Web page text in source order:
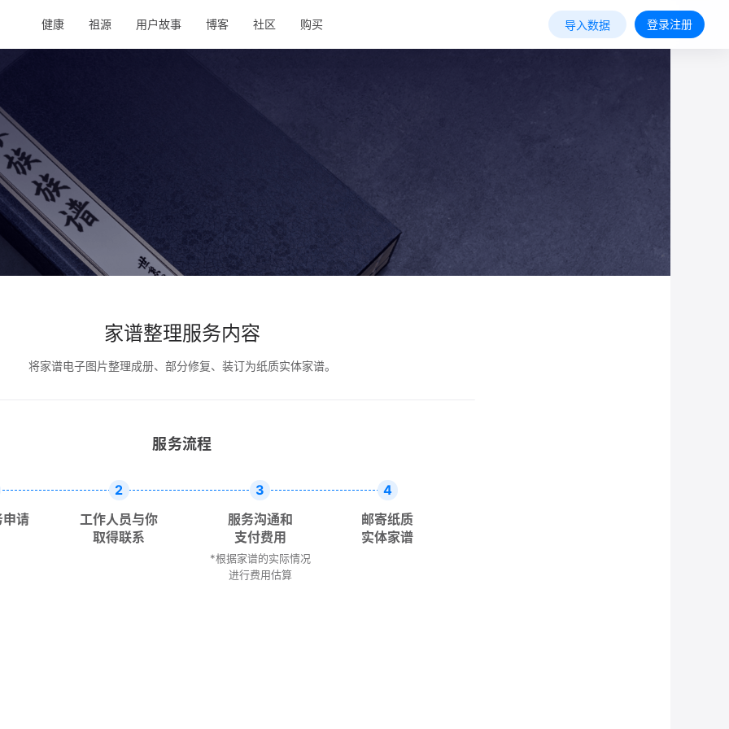
健康 祖源 用户故事 博客 社区 购买 导入数据 登录注册
家谱整理服务内容
将家谱电子图片整理成册、部分修复、装订为纸质实体家谱。
服务流程
申请
2
工作人员与你
取得联系
3
服务沟通和
支付费用
*根据家谱的实际情况
进行费用估算
4
邮寄纸质
实体家谱